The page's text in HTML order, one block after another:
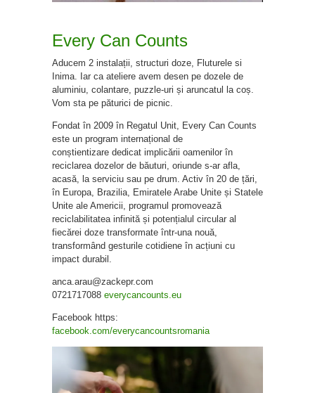
Every Can Counts
Aducem 2 instalații, structuri doze, Fluturele si
Inima. Iar ca ateliere avem desen pe dozele de
aluminiu, colantare, puzzle-uri și aruncatul la coș.
Vom sta pe păturici de picnic.
Fondat în 2009 în Regatul Unit, Every Can Counts
este un program internațional de
conștientizare dedicat implicării oamenilor în
reciclarea dozelor de băuturi, oriunde s-ar afla,
acasă, la serviciu sau pe drum. Activ în 20 de țări,
în Europa, Brazilia, Emiratele Arabe Unite și Statele
Unite ale Americii, programul promovează
reciclabilitatea infinită și potențialul circular al
fiecărei doze transformate într-una nouă,
transformând gesturile cotidiene în acțiuni cu
impact durabil.
anca.arau@zackepr.com
0721717088 everycancounts.eu
Facebook https:
facebook.com/everycancountsromania